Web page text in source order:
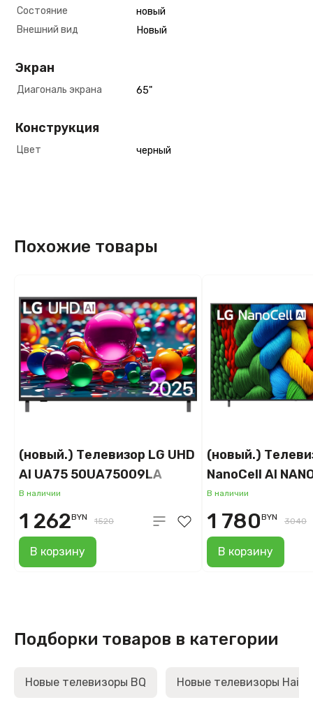
Состояние
новый
Внешний вид
Новый
Экран
Диагональ экрана 65"
Конструкция
Цвет черный
Похожие товары
(новый.) Телевизор LG UHD
AI UA75 50UA75009LA
В наличии
В корзину
1 262BYN 1520
(новый.)
NanoCell AI
50NANO80A6B
В наличии
В корзину
1 780BYN 3040
Подборки товаров в категории
Новые телевизоры BQ Новые телевизоры Haier